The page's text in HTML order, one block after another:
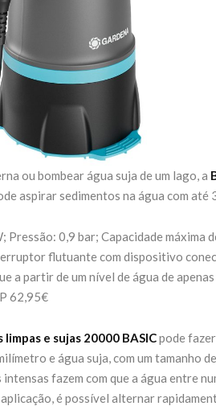
ou bombear água suja de um lago, a
aspirar sedimentos na água com
Pressão: 0,9 bar; Capacidade máxima
flutuante com dispositivo
a partir de um nível de água de
62,95€
e sujas 20000 BASICpode
e água suja, com um tamanho
fazem com que a água entre
é possível alternar